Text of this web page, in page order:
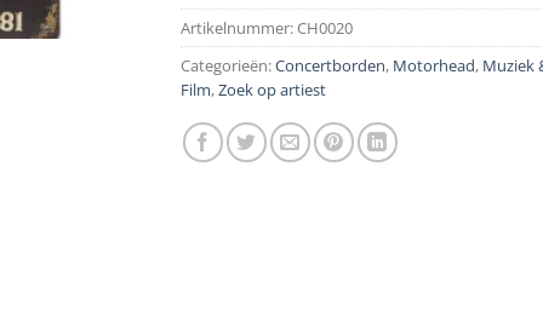
Artikelnummer:CH0020
Categorieën:Concertborden, Motorhead, Muziek
Film,Zoek op artiest